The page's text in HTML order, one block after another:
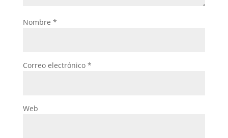
Nombre *
Correo electrónico *
Web